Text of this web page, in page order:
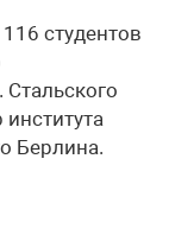
студентов
Стальского
Берлина.